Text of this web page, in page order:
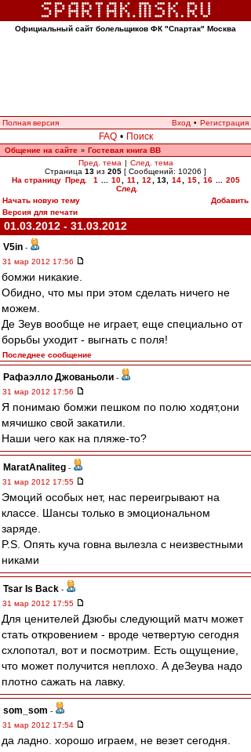
Официальный сайт болельщиков ФК "Спартак" Москва
Полная версия Вход • Регистрация
FAQ • Поиск
Общение на сайте » Гостевая книга ВВ
Пред. тема | След. тема
Страница 13 из 205 [ Сообщений: 10206 ]
На страницу Пред. 1 10 11 12 13, 14 15 16
205
След.
Начать новую тему
Добавить
Версия для печати
01.03.2012 - 31.03.2012
V5in -
31 мар 2012 17:56
бомжи никакие.
Обидно, что мы при этом сделать ничего не
можем.
Де Зеув вообще не играет, еще специально от
борьбы уходит - выгнать с поля!
Последнее сообщение
Рафаэлло Джованьоли -
31 мар 2012 17:56
Я понимаю бомжи пешком по полю ходят,они
мячишко свой закатили.
Наши чего как на пляже-то?
MaratAnaliteg -
31 мар 2012 17:55
Эмоций особых нет, нас переигрывают на
классе. Шансы только в эмоциональном
заряде.
P.S. Опять куча говна вылезла с неизвестными
никами
Tsar Is Back -
31 мар 2012 17:55
Для ценителей Дзюбы следующий матч может
стать откровением - вроде четвертую сегодня
схлопотал, вот и посмотрим. Есть ощущение,
что может получится неплохо. А деЗеува надо
плотно сажать на лавку.
som_som -
31 мар 2012 17:54
да ладно. хорошо играем, не везет сегодня.